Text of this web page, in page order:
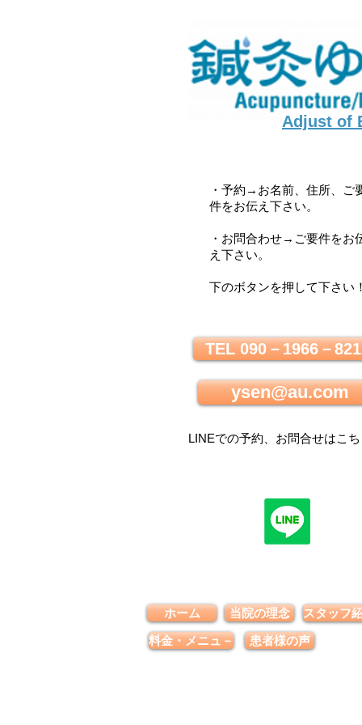
Adjust of
・予約→お名前、住所、ご
件をお伝え下さい。
・お問合わせ→ご要件をお
え下さい。
下のボタンを押して下さい
TEL 090－1966－
ysen@au.com
LINEでの予約、お問合せはこ
ホーム 当院の理念
スタッフ
料金・メニュ－
患者様の声